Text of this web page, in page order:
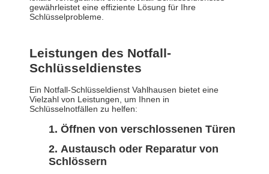
gewährleistet eine effiziente Lösung für Ihre
Schlüsselprobleme.
Leistungen des Notfall-
Schlüsseldienstes
Ein Notfall-Schlüsseldienst Vahlhausen bietet eine
Vielzahl von Leistungen, um Ihnen in
Schlüsselnotfällen zu helfen:
Öffnen von verschlossenen Türen
Austausch oder Reparatur von
Schlössern